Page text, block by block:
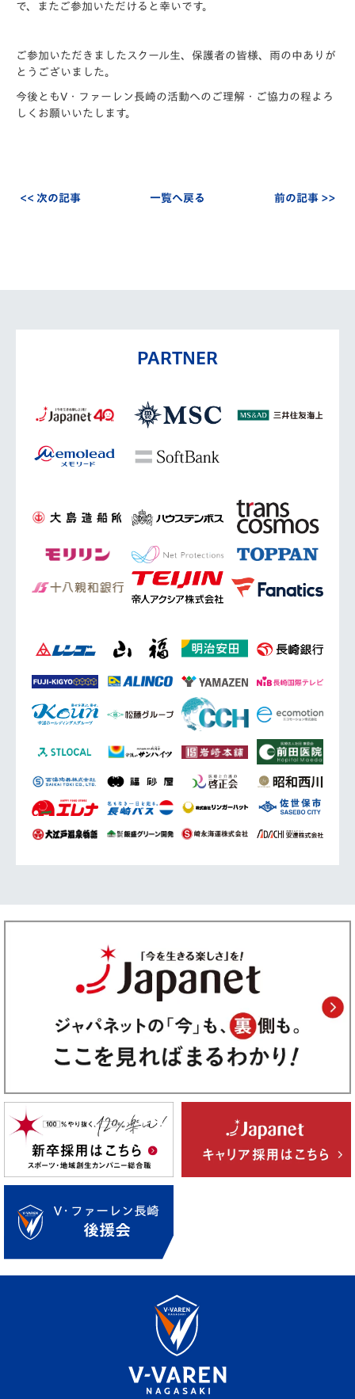
で、またご参加いただけると幸いです。
ご参加いただきましたスクール生、保護者の皆様、雨の中ありが
とうございました。
今後ともV・ファーレン長崎の活動へのご理解・ご協力の程よろ
しくお願いいたします。
<< 次の記事 一覧へ戻る 前の記事 >>
PARTNER